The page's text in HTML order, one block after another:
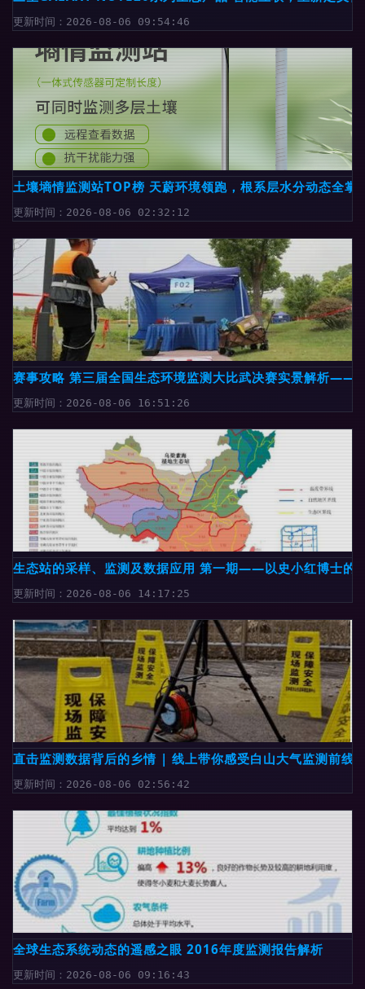
更新时间：2026-08-06 09:54:46
土壤墒情监测站TOP榜 天蔚环境领跑，根系层水分动态全掌
更新时间：2026-08-06 02:32:12
赛事攻略 第三届全国生态环境监测大比武决赛实景解析——
更新时间：2026-08-06 16:51:26
生态站的采样、监测及数据应用 第一期——以史小红博士的
更新时间：2026-08-06 14:17:25
直击监测数据背后的乡情 | 线上带你感受白山大气监测前线
更新时间：2026-08-06 02:56:42
全球生态系统动态的遥感之眼 2016年度监测报告解析
更新时间：2026-08-06 09:16:43